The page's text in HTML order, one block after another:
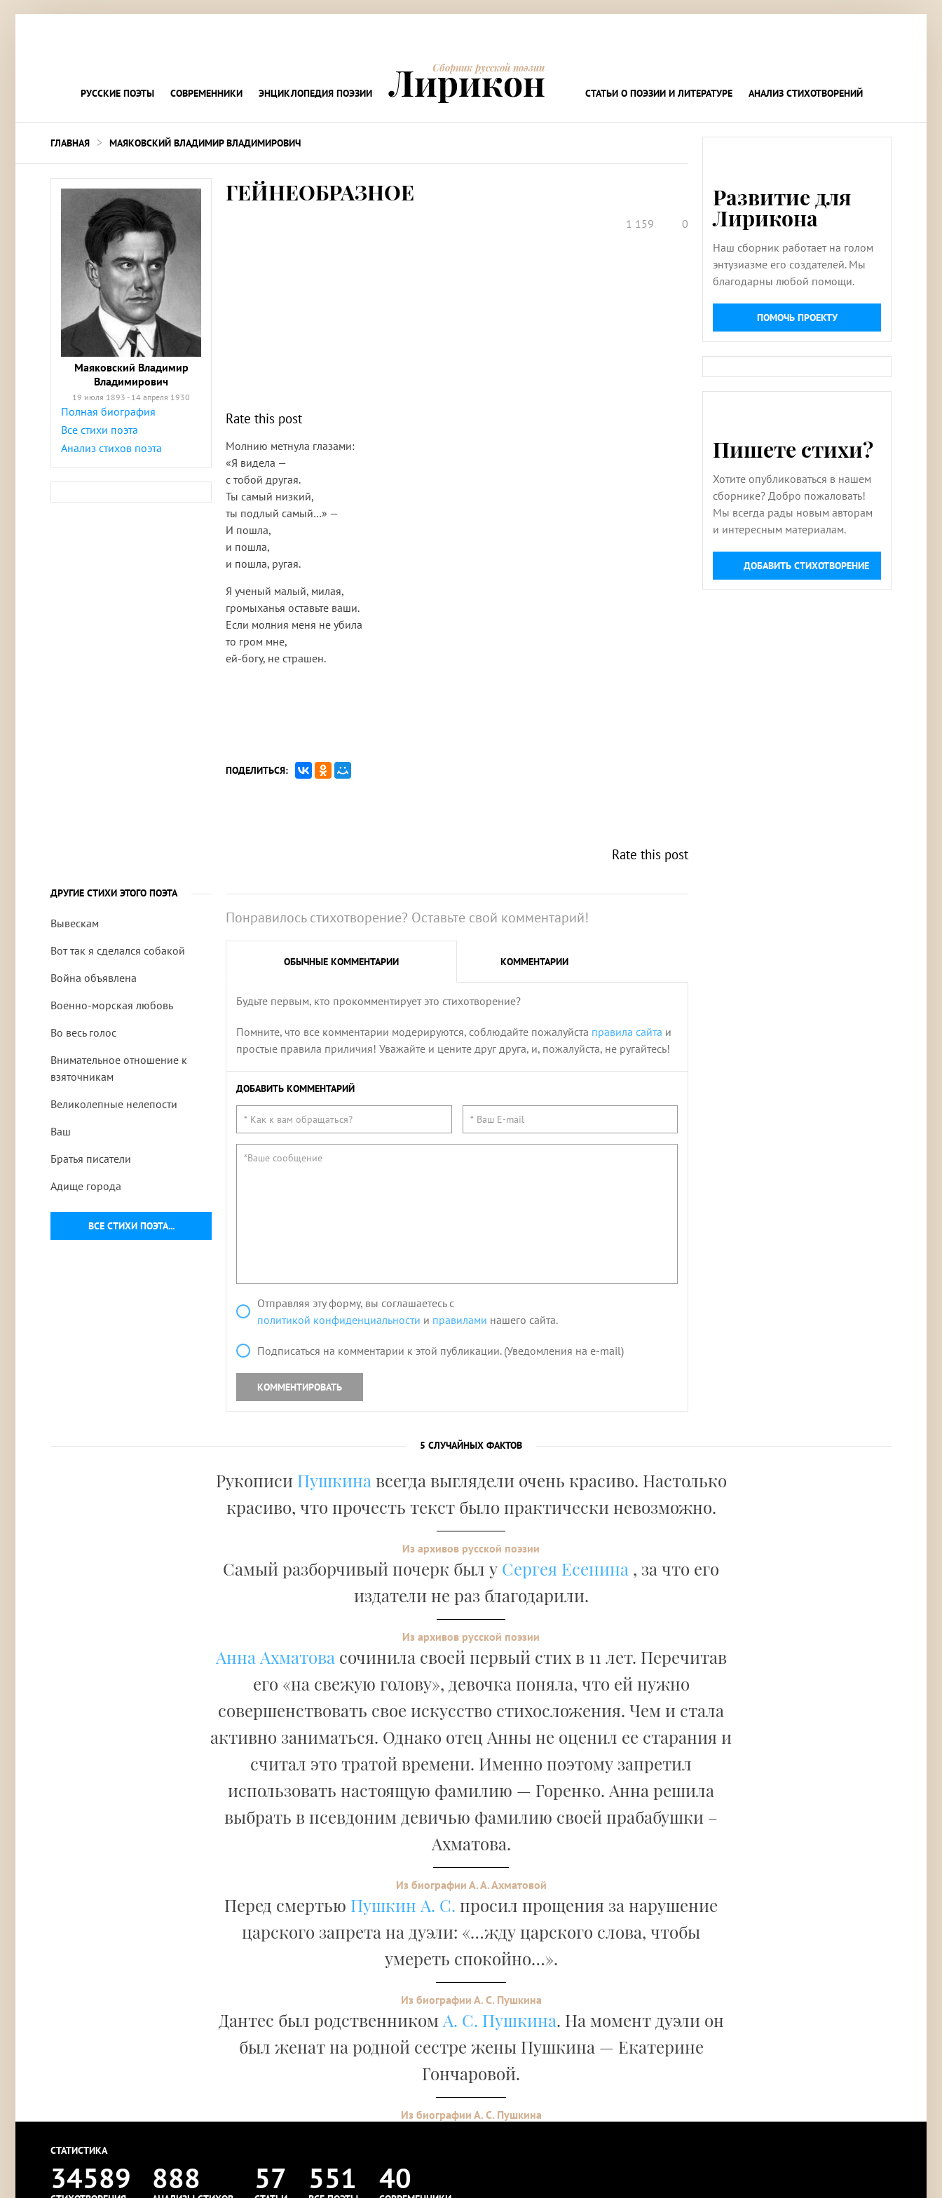
РУССКИЕ ПОЭТЫ СОВРЕМЕННИКИ ЭНЦИКЛОПЕДИЯ ПОЭЗИИ
Сборник русской поэзии
Лирикон СТАТЬИ О ПОЭЗИИ И ЛИТЕРАТУРЕ АНАЛИЗ СТИХОТВОРЕНИЙ
ГЛАВНАЯ > МАЯКОВСКИЙ ВЛАДИМИР ВЛАДИМИРОВИЧ
Маяковский Владимир
Владимирович
19 июля 1893 - 14 апреля 1930
Полная биография
Все стихи поэта
Анализ стихов поэта
ГЕЙНЕОБРАЗНОЕ
1 159 0
Rate this post
Молнию метнула глазами:
«Я видела —
с тобой другая.
Ты самый низкий,
ты подлый самый…» —
И пошла,
и пошла,
и пошла, ругая.
Я ученый малый, милая,
громыханья оставьте ваши.
Если молния меня не убила
то гром мне,
ей-богу, не страшен.
ПОДЕЛИТЬСЯ:
Rate this post
ДРУГИЕ СТИХИ ЭТОГО ПОЭТА
ВСЕ СТИХИ ПОЭТА...
Вывескам
Вот так я сделался собакой
Война объявлена
Военно-морская любовь
Во весь голос
Внимательное отношение к
взяточникам
Великолепные нелепости
Ваш
Братья писатели
Адище города
Понравилось стихотворение? Оставьте свой комментарий!
ОБЫЧНЫЕ КОММЕНТАРИИ КОММЕНТАРИИ
Будьте первым, кто прокомментирует это стихотворение?
Помните, что все комментарии модерируются, соблюдайте пожалуйста правила сайта и
простые правила приличия! Уважайте и цените друг друга, и, пожалуйста, не ругайтесь!
ДОБАВИТЬ КОММЕНТАРИЙ
Отправляя эту форму, вы соглашаетесь с
политикой конфиденциальности и правилами нашего сайта.
Подписаться на комментарии к этой публикации. (Уведомления на e-mail)
КОММЕНТИРОВАТЬ
Развитие для
Лирикона
Наш сборник работает на голом
энтузиазме его создателей. Мы
благодарны любой помощи.
ПОМОЧЬ ПРОЕКТУ
Пишете стихи?
Хотите опубликоваться в нашем
сборнике? Добро пожаловать!
Мы всегда рады новым авторам
и интересным материалам.
ДОБАВИТЬ СТИХОТВОРЕНИЕ
5 СЛУЧАЙНЫХ ФАКТОВ
Рукописи Пушкина всегда выглядели очень красиво. Настолько
красиво, что прочесть текст было практически невозможно.
Из архивов русской поэзии
Самый разборчивый почерк был у Сергея Есенина , за что его
издатели не раз благодарили.
Из архивов русской поэзии
Анна Ахматова сочинила своей первый стих в 11 лет. Перечитав
его «на свежую голову», девочка поняла, что ей нужно
совершенствовать свое искусство стихосложения. Чем и стала
активно заниматься. Однако отец Анны не оценил ее старания и
считал это тратой времени. Именно поэтому запретил
использовать настоящую фамилию — Горенко. Анна решила
выбрать в псевдоним девичью фамилию своей прабабушки –
Ахматова.
Из биографии А. А. Ахматовой
Перед смертью Пушкин А. С. просил прощения за нарушение
царского запрета на дуэли: «…жду царского слова, чтобы
умереть спокойно…».
Из биографии А. С. Пушкина
Дантес был родственником А. С. Пушкина. На момент дуэли он
был женат на родной сестре жены Пушкина — Екатерине
Гончаровой.
Из биографии А. С. Пушкина
СТАТИСТИКА
34589 888 57 551 40